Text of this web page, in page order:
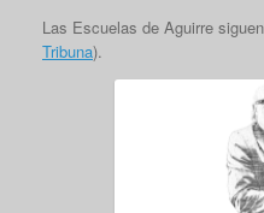
Las Escuelas de Aguirre
Tribuna).